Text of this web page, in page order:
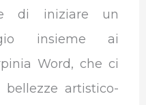
di iniziare un
insieme ai
Word, che ci
artistico-